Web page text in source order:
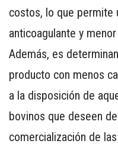
costos, lo que permite
anticoagulante y
Además, es
producto con menos
a la disposición de
bovinos que deseen
comercialización de